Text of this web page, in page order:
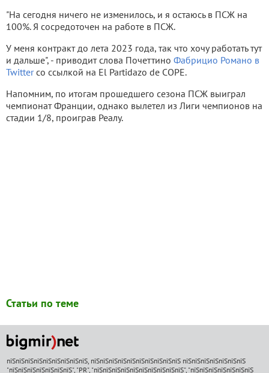
"На сегодня ничего не изменилось, и я остаюсь в ПСЖ на
100%. Я сосредоточен на работе в ПСЖ.
У меня контракт до лета 2023 года, так что хочу работать тут
и дальше", - приводит слова Почеттино Фабрицио Романо в
Twitterсо ссылкой на El Partidazo de COPE.
Напомним, по итогам прошедшего сезона ПСЖ выиграл
чемпионат Франции, однако вылетел из Лиги чемпионов на
стадии 1/8, проиграв Реалу.
Статьи по теме
пїЅпїЅпїЅпїЅпїЅпїЅпїЅпїЅпїЅ, пїЅпїЅпїЅпїЅпїЅпїЅпїЅпїЅпїЅпїЅ пїЅпїЅпїЅпїЅпїЅпїЅпїЅ
"пїЅпїЅпїЅпїЅпїЅпїЅпїЅ", "PR", "пїЅпїЅпїЅпїЅпїЅпїЅпїЅпїЅпїЅпїЅ", "пїЅпїЅпїЅпїЅпїЅпїЅпїЅ